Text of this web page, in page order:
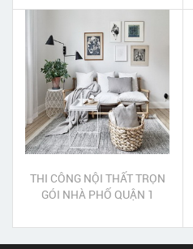
THI CÔNG NỘI THẤT TRỌN
GÓI NHÀ PHỐ QUẬN 1